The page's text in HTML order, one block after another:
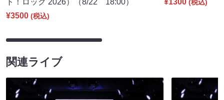
ト！ロック 2026）（8/22 18:00）
¥3500 (税込)
¥1300 (税込)
関連ライブ